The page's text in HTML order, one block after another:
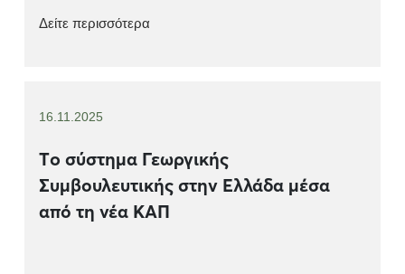
Δείτε περισσότερα
16.11.2025
Τo σύστημα Γεωργικής
Συμβουλευτικής στην Ελλάδα μέσα
από τη νέα ΚΑΠ